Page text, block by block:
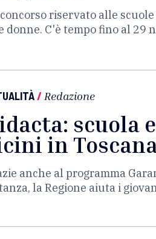
riservato alle
C'è tempo fino al 29
/ Redazione
scuola
in
anche al programma
la Regione aiuta i